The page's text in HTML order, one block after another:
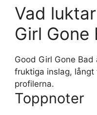
Vad
Girl Gone
Good Girl Gone
fruktiga inslag,
profilerna.
Toppnoter